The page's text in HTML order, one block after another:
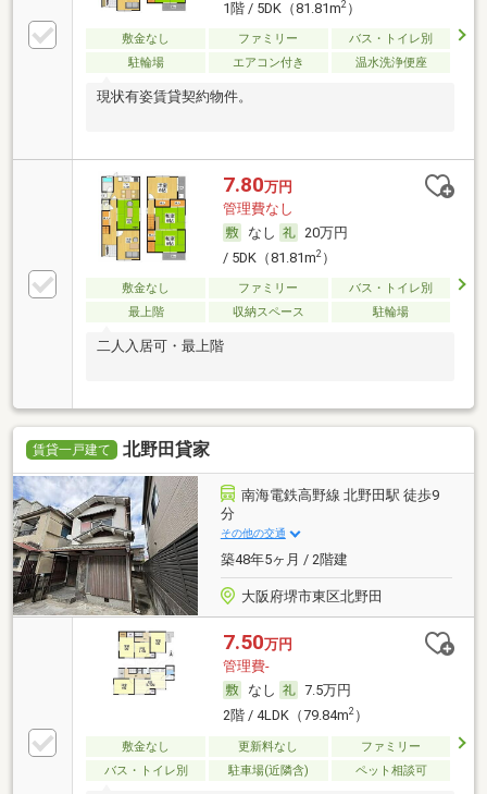
1階 / 5DK（81.81m2）
敷金なし ファミリー
バス・トイレ別
駐輪場
エアコン付き 温水洗浄便座
現状有姿賃貸契約物件。
7.80万円
管理費なし
なし
20万円
/ 5DK（81.81m2）
敷金なし ファミリー
バス・トイレ別
最上階
収納スペース 駐輪場
二人入居可・最上階
賃貸一戸建て 北野田貸家
南海電鉄高野線 北野田駅 徒歩9
分
その他の交通
築48年5ヶ月 / 2階建
大阪府堺市東区北野田
7.50万円
管理費-
なし
7.5万円
2階 / 4LDK（79.84m2）
敷金なし 更新料なし
ファミリー
バス・トイレ別
駐車場(近隣含) ペット相談可